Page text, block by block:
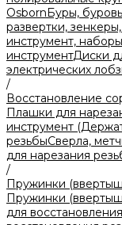
OsbornБуры,
развертки,
инструмент,
инструментДиски
электрических
/
Восстановление
Плашки для
инструмент
резьбыСверла,
для нарезания
/
Пружинки
Пружинки
для